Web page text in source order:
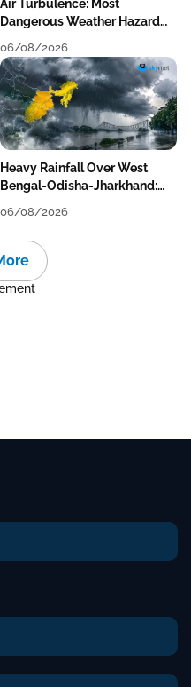
Air Turbulence: Most
Dangerous Weather Hazard
06/08/2026
Heavy Rainfall Over West
Bengal-Odisha-Jharkhand:
06/08/2026